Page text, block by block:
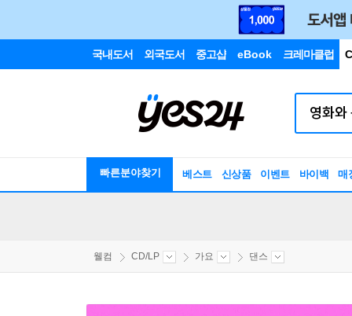
국내도서 외국도서 중고샵 eBook 크레마클럽
빠른분야찾기 베스트 신상품 이벤트 바이백 매
웰컴 CD/LP 가요 댄스